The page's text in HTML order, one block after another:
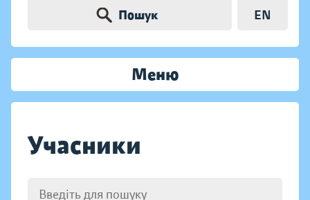
Пошук EN
Меню
Учасники